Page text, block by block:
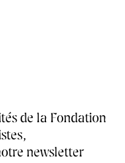
de la Fondation
newsletter